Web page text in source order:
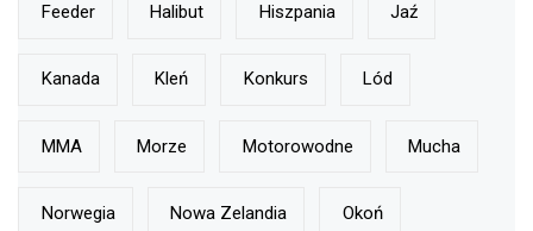
Feeder Halibut Hiszpania Jaź
Kanada Kleń Konkurs Lód
MMA Morze Motorowodne Mucha
Norwegia Nowa Zelandia Okoń